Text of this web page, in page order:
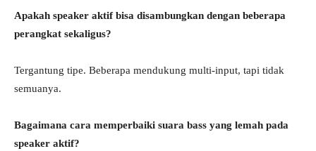
Apakah speaker aktif bisa disambungkan dengan beberapa
perangkat sekaligus?
Tergantung tipe. Beberapa mendukung multi-input, tapi tidak
semuanya.
Bagaimana cara memperbaiki suara bass yang lemah pada
speaker aktif?